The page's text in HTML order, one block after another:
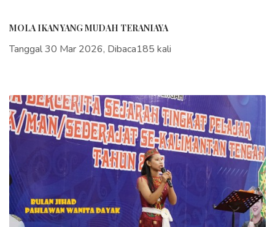
MOLA IKAN YANG MUDAH TERANIAYA
Tanggal 30 Mar 2026, Dibaca185 kali